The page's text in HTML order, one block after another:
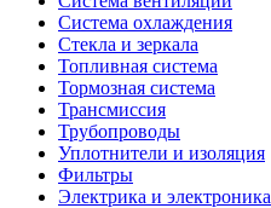
Система охлаждения
Стекла и зеркала
Топливная система
Тормозная система
Трансмиссия
Трубопроводы
Уплотнители и изоляция
Фильтры
Электрика и электроника